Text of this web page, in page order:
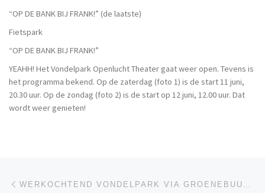
“OP DE BANK BIJ FRANK!” (de laatste)
Fietspark
“OP DE BANK BIJ FRANK!”
YEAHH! Het Vondelpark Openlucht Theater gaat weer open. Tevens is
het programma bekend. Op de zaterdag (foto 1) is de start 11 juni,
20.30 uur. Op de zondag (foto 2) is de start op 12 juni, 12.00 uur. Dat
wordt weer genieten!
Berichtnavigatie